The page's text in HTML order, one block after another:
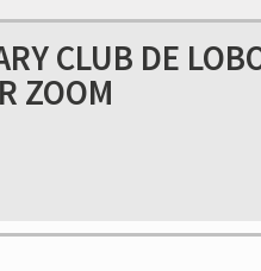
CLUB DE
ZOOM